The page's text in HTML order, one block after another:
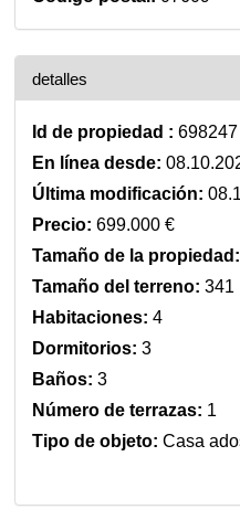
detalles
Id de propiedad : 698247
En línea desde:
Última modificación:
Precio: 699.000 €
Tamaño de la propiedad:
Tamaño del terreno: 341
Habitaciones: 4
Dormitorios: 3
Baños: 3
Número de terrazas: 1
Tipo de objeto: Casa